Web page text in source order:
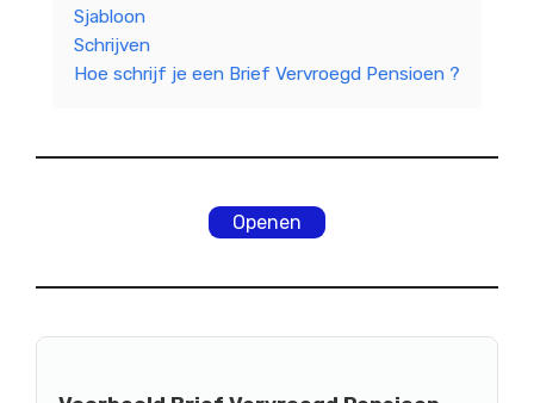
Sjabloon
Schrijven
Hoe schrijf je een Brief Vervroegd Pensioen ?
Openen